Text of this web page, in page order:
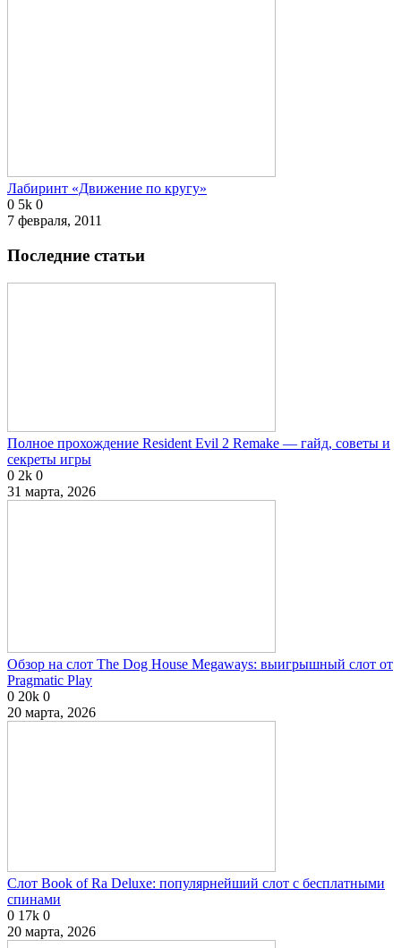
Лабиринт «Движение по кругу»
0 5k 0
7 февраля, 2011
Последние статьи
Полное прохождение Resident Evil 2 Remake — гайд, советы и
секреты игры
0 2k 0
31 марта, 2026
Обзор на слот The Dog House Megaways: выигрышный слот от
Pragmatic Play
0 20k 0
20 марта, 2026
Слот Book of Ra Deluxe: популярнейший слот с бесплатными
спинами
0 17k 0
20 марта, 2026